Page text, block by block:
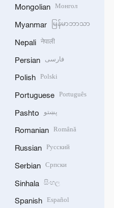
Mongolian Монгол
Myanmar မြန်မာဘာသာ
Nepali नेपाली
Persian فارسی
Polish Polski
Portuguese Português
Pashto پښتو
Romanian Română
Russian Русский
Serbian Српски
Sinhala සිංහල
Spanish Español